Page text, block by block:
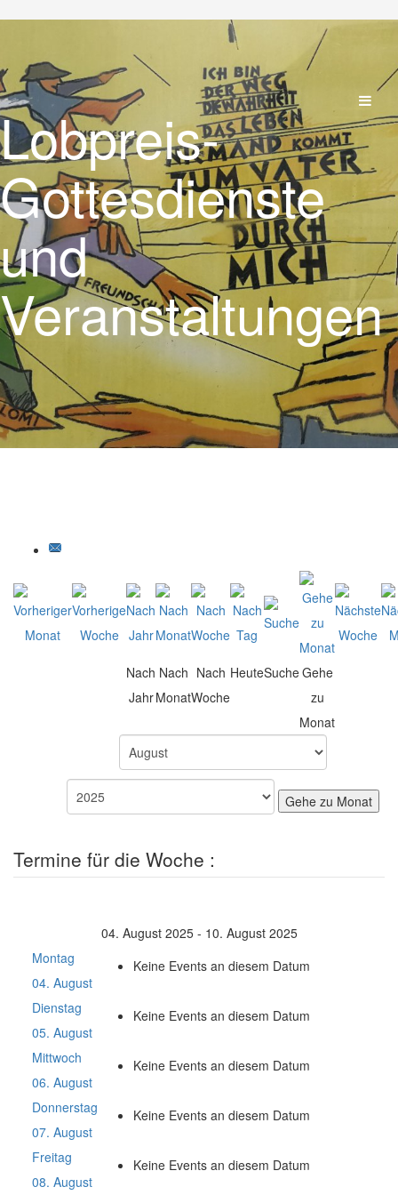
Lobpreis-
Gottesdienste
und
Veranstaltungen
Nach
Jahr
Nach
Monat
Nach
Woche
HeuteSucheGehe
zu
Monat
Gehe zu Monat
Termine für die Woche :
04. August 2025 - 10. August 2025
Montag
04. August
Keine Events an diesem Datum
Dienstag
05. August
Keine Events an diesem Datum
Mittwoch
06. August
Keine Events an diesem Datum
Donnerstag
07. August
Keine Events an diesem Datum
Freitag
08. August
Keine Events an diesem Datum